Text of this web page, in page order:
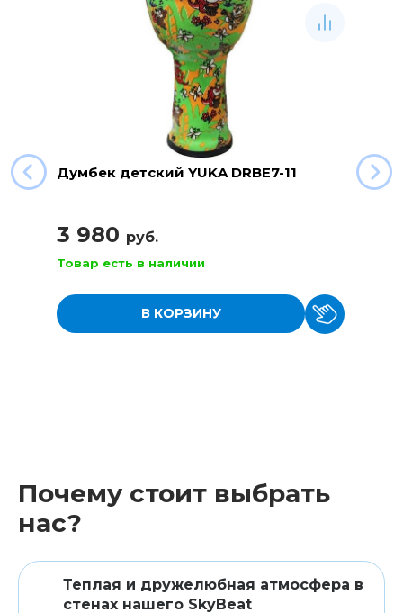
Думбек детский YUKA DRBE7-11
3 980 руб.
Товар есть в наличии
В КОРЗИНУ
Почему стоит выбрать
нас?
Теплая и дружелюбная атмосфера в
стенах нашего SkyBeat